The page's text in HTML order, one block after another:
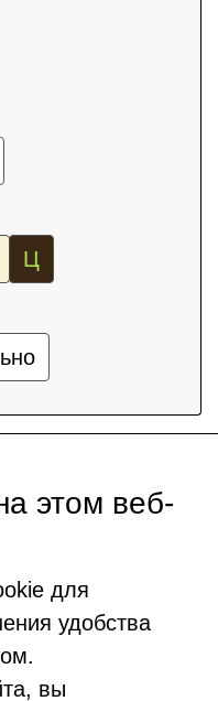
Ц
этом веб-
для
удобства
вы